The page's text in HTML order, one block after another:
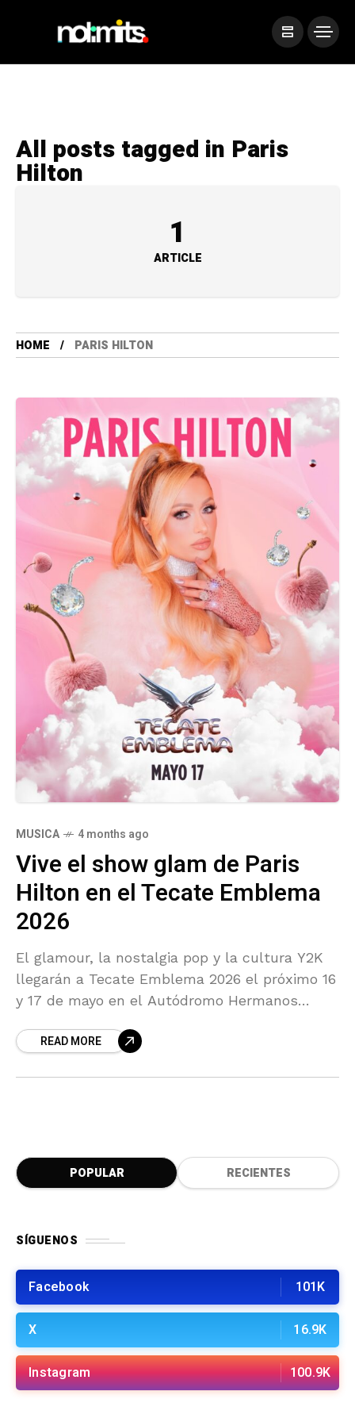
All posts tagged in Paris
Hilton
1
ARTICLE
HOME PARIS HILTON
MUSICA 4 months ago
Vive el show glam de Paris
Hilton en el Tecate Emblema
2026
El glamour, la nostalgia pop y la cultura Y2K
llegarán a Tecate Emblema 2026 el próximo 16
y 17 de mayo en el Autódromo Hermanos
una READ MORE
POPULAR RECIENTES
SÍGUENOS
Facebook 101K
X 16.9K
Instagram 100.9K